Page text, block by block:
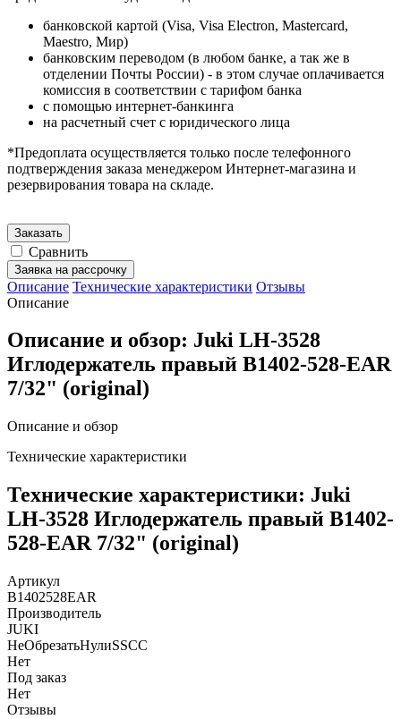
банковской картой (Visa, Visa Electron, Mastercard,
Maestro, Мир)
банковским переводом (в любом банке, а так же в
отделении Почты России) - в этом случае оплачивается
комиссия в соответствии с тарифом банка
с помощью интернет-банкинга
на расчетный счет с юридического лица
*Предоплата осуществляется только после телефонного
подтверждения заказа менеджером Интернет-магазина и
резервирования товара на складе.
Заказать
Сравнить
Заявка на рассрочку
Описание Технические характеристики Отзывы
Описание
Описание и обзор: Juki LH-3528
Иглодержатель правый B1402-528-EAR
7/32" (original)
Описание и обзор
Технические характеристики
Технические характеристики: Juki
LH-3528 Иглодержатель правый B1402-
528-EAR 7/32" (original)
Артикул
B1402528EAR
Производитель
JUKI
НеОбрезатьНулиSSCC
Нет
Под заказ
Нет
Отзывы